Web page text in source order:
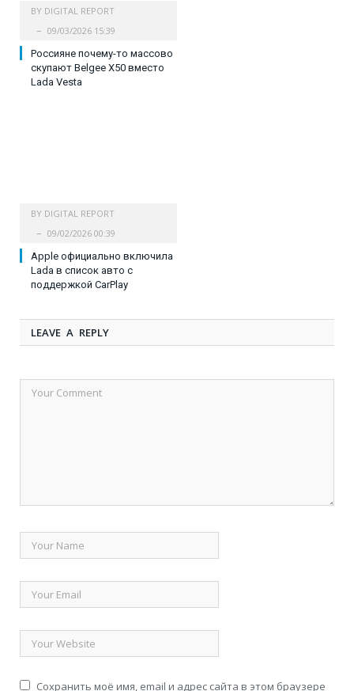
BY DIGITAL REPORT
09/03/2026 15:39
Россияне почему-то массово
скупают Belgee X50 вместо
Lada Vesta
BY DIGITAL REPORT
09/02/2026 00:39
Apple официально включила
Lada в список авто с
поддержкой CarPlay
LEAVE A REPLY
Сохранить моё имя, email и адрес сайта в этом браузере